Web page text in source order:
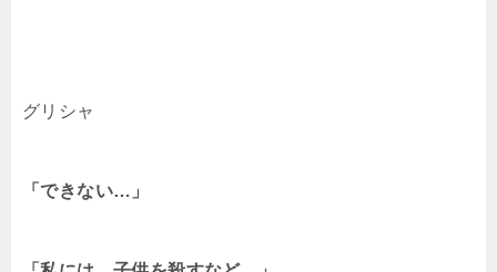
グリシャ
「できない…」